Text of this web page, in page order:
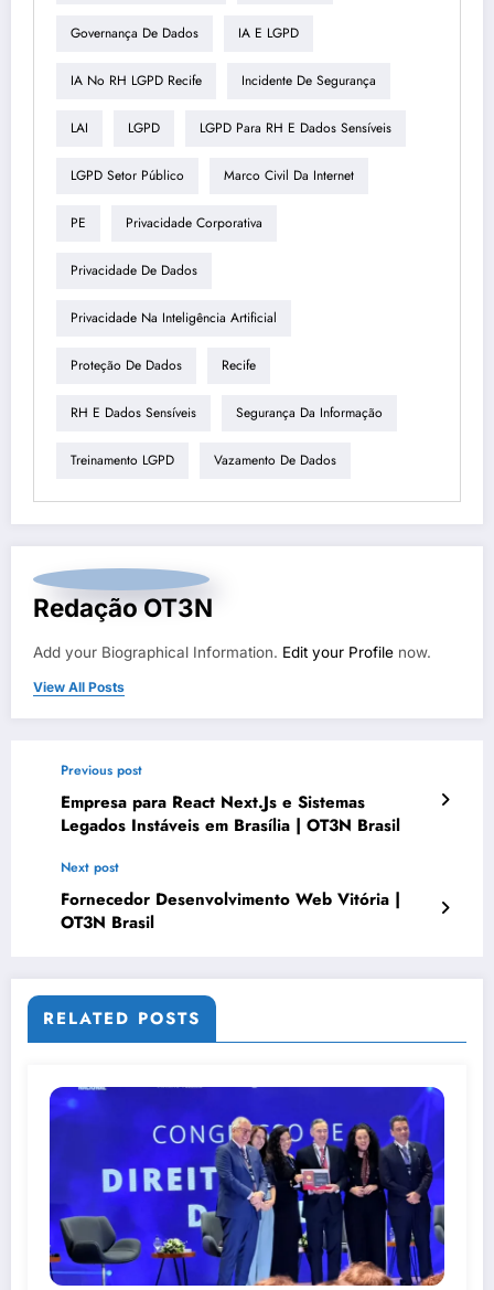
Governança De Dados IA E LGPD
IA No RH LGPD Recife Incidente De Segurança
LAI LGPD LGPD Para RH E Dados Sensíveis
LGPD Setor Público Marco Civil Da Internet
PE Privacidade Corporativa
Privacidade De Dados
Privacidade Na Inteligência Artificial
Proteção De Dados Recife
RH E Dados Sensíveis Segurança Da Informação
Treinamento LGPD Vazamento De Dados
Redação OT3N
Add your Biographical Information. Edit your Profile now.
View All Posts
Previous post
Empresa para React Next.Js e Sistemas
Legados Instáveis em Brasília | OT3N Brasil
Next post
Fornecedor Desenvolvimento Web Vitória |
OT3N Brasil
RELATED POSTS